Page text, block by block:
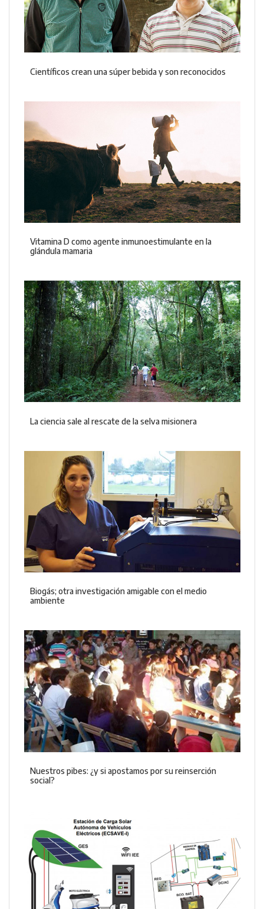
Científicos crean una súper bebida y son reconocidos
Vitamina D como agente inmunoestimulante en la
glándula mamaria
La ciencia sale al rescate de la selva misionera
Biogás; otra investigación amigable con el medio
ambiente
Nuestros pibes: ¿y si apostamos por su reinserción
social?